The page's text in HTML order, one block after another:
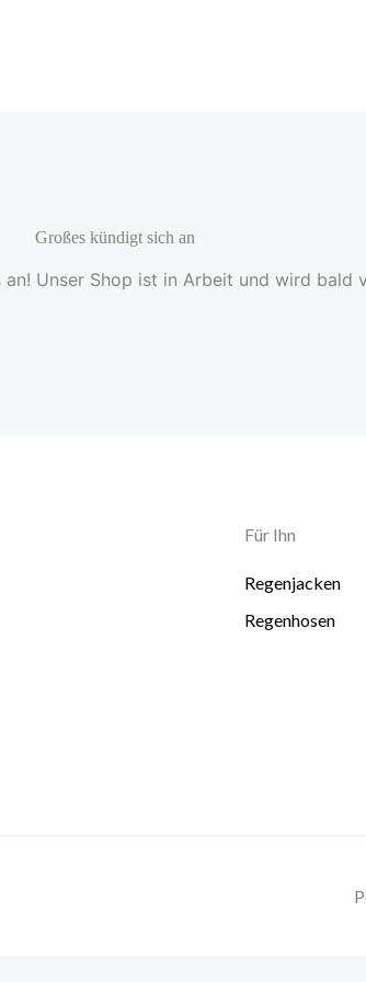
Großes kündigt sich an
Unser Shop ist in Arbeit und wird bald
Für Ihn
Regenjacken
Regenhosen